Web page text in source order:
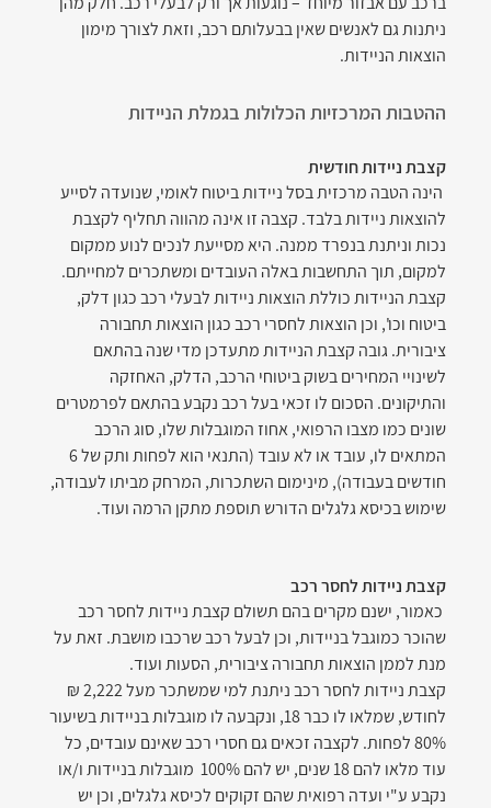
ניתנות גם לאנשים שאין בבעלותם רכב, וזאת לצורך מימון
הוצאות הניידות.
ההטבות המרכזיות הכלולות בגמלת הניידות
קצבת ניידות חודשית
הינה הטבה מרכזית בסל ניידות ביטוח לאומי, שנועדה לסייע
להוצאות ניידות בלבד. קצבה זו אינה מהווה תחליף לקצבת
נכות וניתנת בנפרד ממנה. היא מסייעת לנכים לנוע ממקום
למקום, תוך התחשבות באלה העובדים ומשתכרים למחייתם.
קצבת הניידות כוללת הוצאות ניידות לבעלי רכב כגון דלק,
ביטוח וכו', וכן הוצאות לחסרי רכב כגון הוצאות תחבורה
ציבורית. גובה קצבת הניידות מתעדכן מדי שנה בהתאם
לשינויי המחירים בשוק ביטוחי הרכב, הדלק, האחזקה
והתיקונים. הסכום לו זכאי בעל רכב נקבע בהתאם לפרמטרים
שונים כמו מצבו הרפואי, אחוז המוגבלות שלו, סוג הרכב
המתאים לו, עובד או לא עובד (התנאי הוא לפחות ותק של 6
חודשים בעבודה), מינימום השתכרות, המרחק מביתו לעבודה,
שימוש בכיסא גלגלים הדורש תוספת מתקן הרמה ועוד.
קצבת ניידות לחסר רכב
כאמור, ישנם מקרים בהם תשולם קצבת ניידות לחסר רכב
שהוכר כמוגבל בניידות, וכן לבעל רכב שרכבו מושבת. זאת על
מנת לממן הוצאות תחבורה ציבורית, הסעות ועוד.
קצבת ניידות לחסר רכב ניתנת למי שמשתכר מעל 2,222 ₪
לחודש, שמלאו לו כבר 18, ונקבעה לו מוגבלות בניידות בשיעור
80% לפחות. לקצבה זכאים גם חסרי רכב שאינם עובדים, כל
עוד מלאו להם 18 שנים, יש להם 100%  מוגבלות בניידות ו/או
נקבע ע"י ועדה רפואית שהם זקוקים לכיסא גלגלים, וכן יש